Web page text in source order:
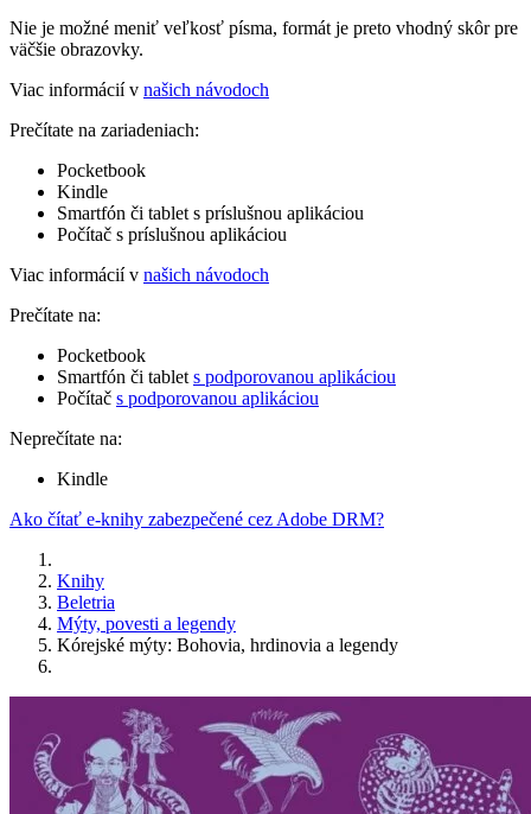
Nie je možné meniť veľkosť písma, formát je preto vhodný skôr pre
väčšie obrazovky.
Viac informácií v našich návodoch
Prečítate na zariadeniach:
Pocketbook
Kindle
Smartfón či tablet s príslušnou aplikáciou
Počítač s príslušnou aplikáciou
Viac informácií v našich návodoch
Prečítate na:
Pocketbook
Smartfón či tablet s podporovanou aplikáciou
Počítač s podporovanou aplikáciou
Neprečítate na:
Kindle
Ako čítať e-knihy zabezpečené cez Adobe DRM?
Knihy
Beletria
Mýty, povesti a legendy
Kórejské mýty: Bohovia, hrdinovia a legendy